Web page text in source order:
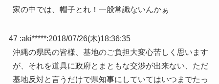
家の中では、帽子とれ！一般常識ないんかぁ
47 :aki*****:2018/07/26(木)18:36:35
沖縄の県民の皆様、基地のご負担大変心苦しく思います
が、それを道具に政府とまともな交渉が出来ない、ただ
基地反対と言うだけで県知事にしていてはいつまでたっ